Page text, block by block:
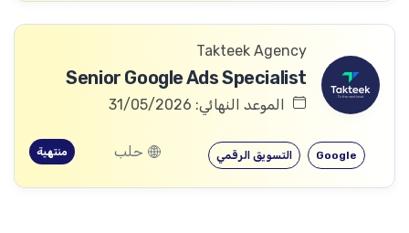
Takteek Agency
Senior Google Ads Specialist
الموعد النهائي: 31/05/2026
التسويق الرقمي Google حلب منتهية